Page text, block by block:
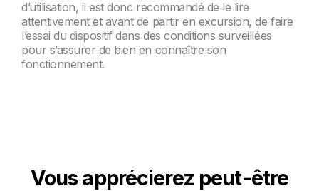
d’utilisation, il est donc recommandé de le lire
attentivement et avant de partir en excursion, de faire
l’essai du dispositif dans des conditions surveillées
pour s’assurer de bien en connaître son
fonctionnement.
Vous apprécierez peut-être